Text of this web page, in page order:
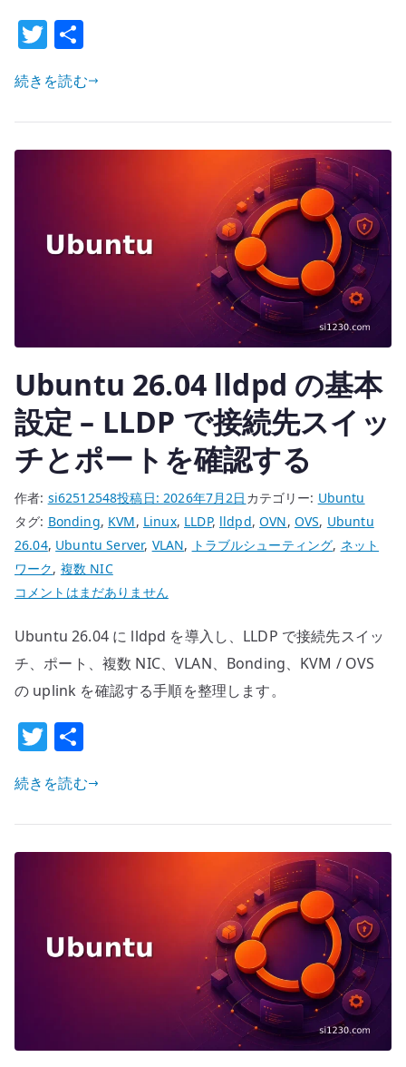
–
DNS
設
と
の
T
w
it
te
r
続きを読む
Ubuntu 26.04 lldpd の基本
設定 – LLDP で接続先スイッ
チとポートを確認する
作者: si62512548投稿日:2026年7月2日 カテゴリー: Ubuntu
タグ: Bonding, KVM, Linux, LLDP, lldpd,OVN, OVS, Ubuntu
26.04, Ubuntu Server, VLAN, トラブルシューティング, ネット
ワーク, 複数 NIC
Ubuntu
lldpd
の
基
設
定
–
で
接
コメントはまだありません
Ubuntu 26.04 に lldpd を導入し、LLDP で接続先スイッ
チ、ポート、複数 NIC、VLAN、Bonding、KVM / OVS
の uplink を確認する手順を整理します。
T
w
it
te
r
続きを読む